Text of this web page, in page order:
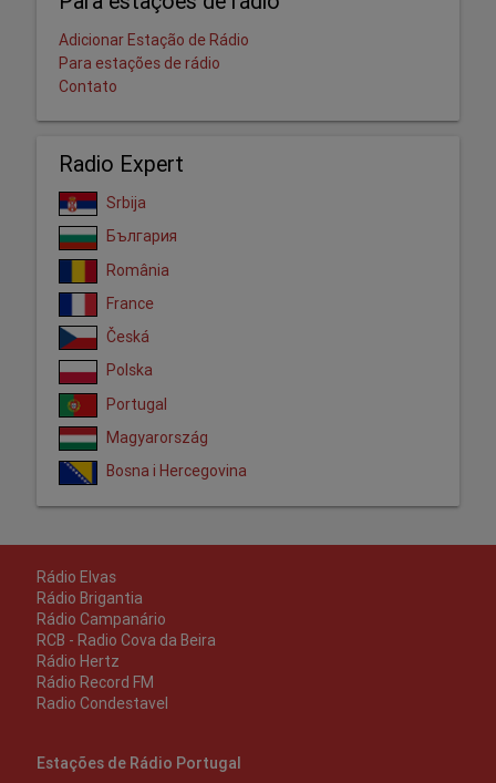
Adicionar Estação de Rádio
Para estações de rádio
Contato
Radio Expert
Srbija
България
România
France
Česká
Polska
Portugal
Magyarország
Bosna i Hercegovina
Rádio Elvas
Rádio Brigantia
Rádio Campanário
RCB - Radio Cova da Beira
Rádio Hertz
Rádio Record FM
Radio Condestavel
Estações de Rádio Portugal